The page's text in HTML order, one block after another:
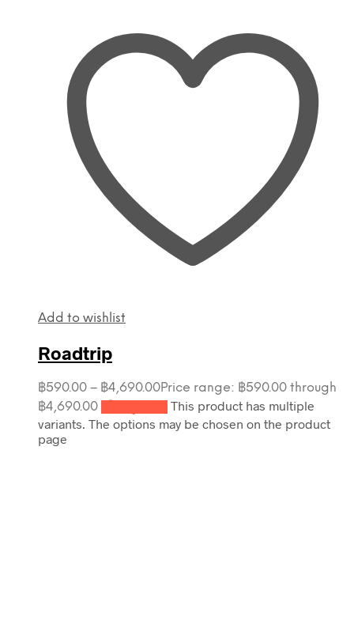
Add to wishlist
Roadtrip
฿590.00 – ฿4,690.00Price range: ฿590.00 through
฿4,690.00
This product has multiple
variants. The options may be chosen on the product
page